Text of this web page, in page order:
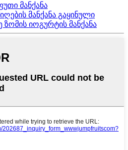
მანქანა
მანქანა გაყინული
ზომის იოგურტის მანქანა